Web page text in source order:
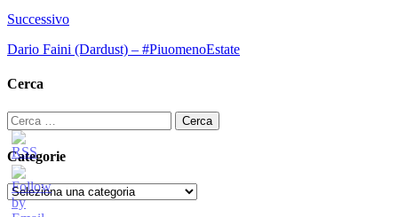
Successivo
Dario Faini (Dardust) – #PiuomenoEstate
Cerca
Ricerca
per:
Categorie
Categorie